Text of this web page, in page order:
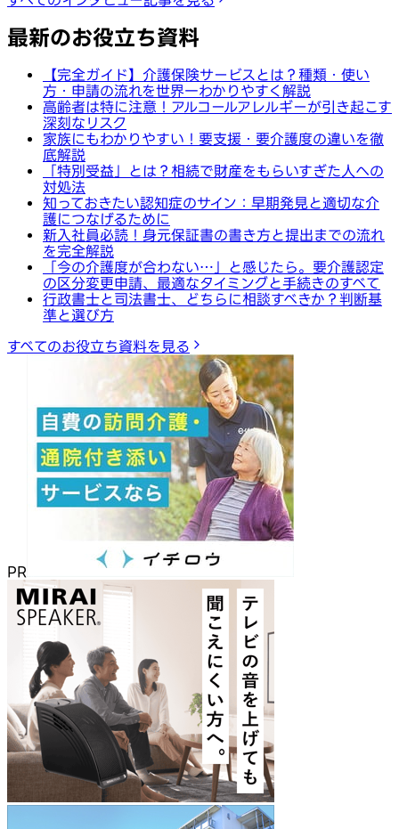
最新のお役立ち資料
【完全ガイド】介護保険サービスとは？種類・使い
方・申請の流れを世界一わかりやすく解説
高齢者は特に注意！アルコールアレルギーが引き起こす
深刻なリスク
家族にもわかりやすい！要支援・要介護度の違いを徹
底解説
「特別受益」とは？相続で財産をもらいすぎた人への
対処法
知っておきたい認知症のサイン：早期発見と適切な介
護につなげるために
新入社員必読！身元保証書の書き方と提出までの流れ
を完全解説
「今の介護度が合わない…」と感じたら。要介護認定
の区分変更申請、最適なタイミングと手続きのすべて
行政書士と司法書士、どちらに相談すべきか？判断基
準と選び方
すべてのお役立ち資料を見る
PR